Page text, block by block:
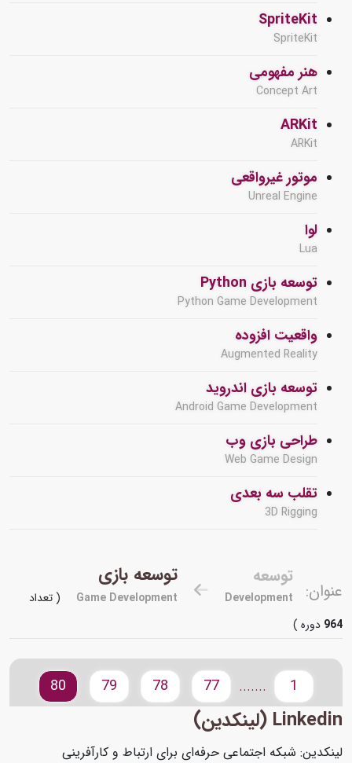
SpriteKit
SpriteKit
هنر مفهومی
Concept Art
ARKit
ARKit
موتور غیرواقعی
Unreal Engine
لوا
Lua
توسعه بازی Python
Python Game Development
واقعیت افزوده
Augmented Reality
توسعه بازی اندروید
Android Game Development
طراحی بازی وب
Web Game Design
تقلب سه بعدی
3D Rigging
عنوان:
توسعه
Development
توسعه بازی
Game Development
( تعداد
964دوره )
.......
77
78
79
80
Linkedin (لینکدین)
لینکدین: شبکه اجتماعی حرفه‌ای برای ارتباط و کارآفرینی